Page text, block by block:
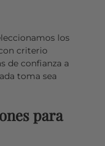
los
criterio
de confianza a
toma sea
para